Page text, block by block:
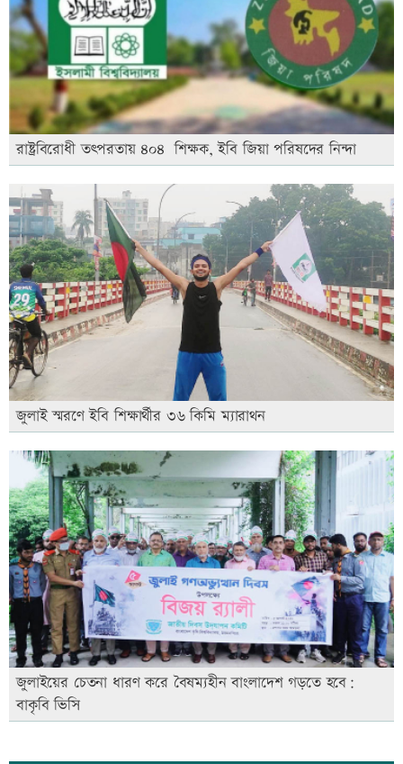
রাষ্ট্রবিরোধী তৎপরতায় ৪০৪ শিক্ষক, ইবি জিয়া পরিষদের নিন্দা
জুলাই স্মরণে ইবি শিক্ষার্থীর ৩৬ কিমি ম্যারাথন
জুলাইয়ের চেতনা ধারণ করে বৈষম্যহীন বাংলাদেশ গড়তে হবে:
বাকৃবি ভিসি